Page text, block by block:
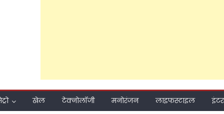
खेल टेक्नोलॉजी मनोरंजन लाइफस्टाइल